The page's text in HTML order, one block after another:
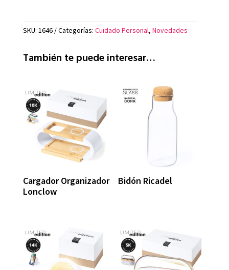
SKU: 1646 Categorías: Cuidado Personal, Novedades
También te puede interesar…
Cargador Organizador
Lonclow
Bidón Ricadel